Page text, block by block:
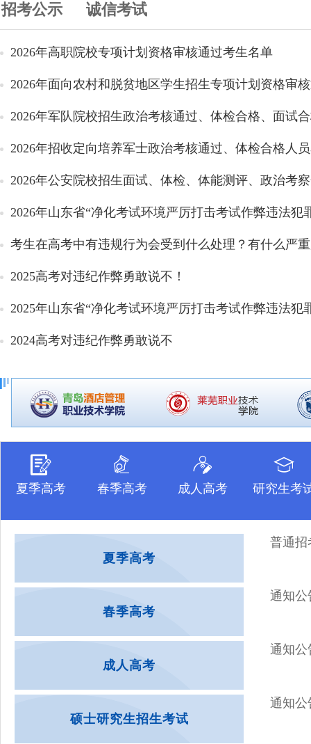
招考公示 诚信考试
2026年高职院校专项计划资格审核通过考生名单
2026年面向农村和脱贫地区学生招生专项计划资格审
2026年军队院校招生政治考核通过、体检合格、面试
2026年招收定向培养军士政治考核通过、体检合格人
2026年公安院校招生面试、体检、体能测评、政治考
2026年山东省“净化考试环境严厉打击考试作弊违法犯
考生在高考中有违规行为会受到什么处理？有什么严
2025高考对违纪作弊勇敢说不！
2025年山东省“净化考试环境严厉打击考试作弊违法犯
2024高考对违纪作弊勇敢说不
夏季高考 春季高考 成人高考 研究生考
夏季高考
普通招
春季高考
通知公
成人高考
通知公
硕士研究生招生考试
通知公